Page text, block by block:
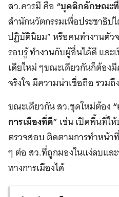
สว.ควรมี คือ “บุคลิกลักษณะ
สำนักนวัตกรรมเพื่อประชาธิป
ปฏิบัตินิยม” หรือคนทำงานตัว
รอบรู้ ทำงานกับผู้อื่นได้ดี และ
เดียใหม่ ๆขณะเดียวกันก็ต้อง
จริงใจ มีความน่าเชื่อถือ รว
ขณะเดียวกัน สว.ชุดใหม่ต้อง
การเมืองที่ดี”เช่น เปิดพื้นที่ใ
ตรวจสอบ ติดตามการทำหน้า
ๆ ต่อ สว.ที่ถูกมองในแง่ลบแล
ทางการเมืองได้